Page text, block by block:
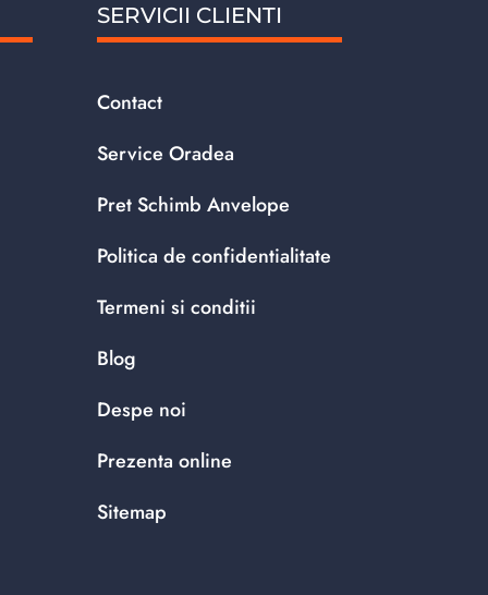
SERVICII CLIENTI
Contact
Service Oradea
Pret Schimb Anvelope
Politica de confidentialitate
Termeni si conditii
Blog
Despe noi
Prezenta online
Sitemap